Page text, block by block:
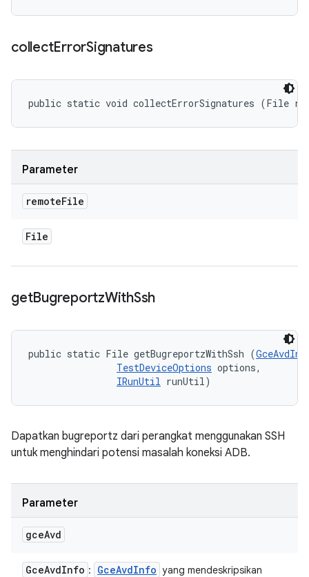
collectErrorSignatures
public static void collectErrorSignatures (File
Parameter
remoteFile
File
getBugreportzWithSsh
public static File getBugreportzWithSsh (
TestDeviceOptions options,
IRunUtil runUtil)
Dapatkan bugreportz dari perangkat menggunakan SSH
untuk menghindari potensi masalah koneksi ADB.
Parameter
gceAvd
GceAvdInfo : GceAvdInfo yang mendeskripsikan